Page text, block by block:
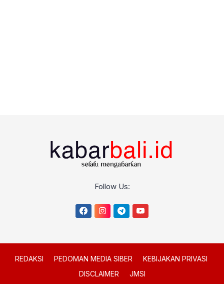
Follow Us:
REDAKSI PEDOMAN MEDIA SIBER
KEBIJAKAN PRIVASI
DISCLAIMER
JMSI